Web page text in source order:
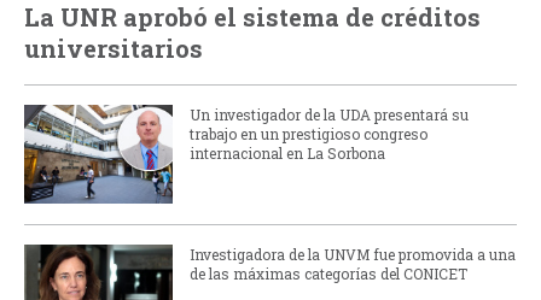
La UNR aprobó el sistema de créditos
universitarios
Un investigador de la UDA presentará su
trabajo en un prestigioso congreso
internacional en La Sorbona
Investigadora de la UNVM fue promovida a una
de las máximas categorías del CONICET